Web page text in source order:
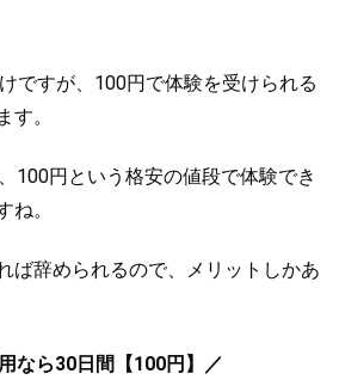
ですが、100円で体験を受けられる
す。
100円という格安の値段で体験でき
ね。
ば辞められるので、メリットしかあ
なら30日間【100円】／